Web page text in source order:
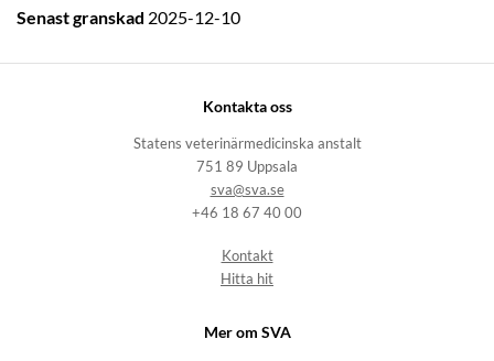
Senast granskad 2025-12-10
Kontakta oss
Statens veterinärmedicinska anstalt
751 89 Uppsala
sva@sva.se
+46 18 67 40 00
Kontakt
Hitta hit
Mer om SVA